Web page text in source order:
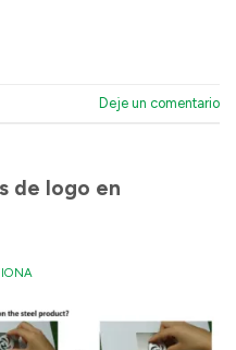
Deje un comentario
de logo en